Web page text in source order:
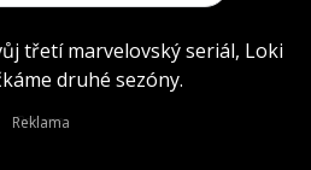
třetí marvelovský seriál, Loki
druhé sezóny.